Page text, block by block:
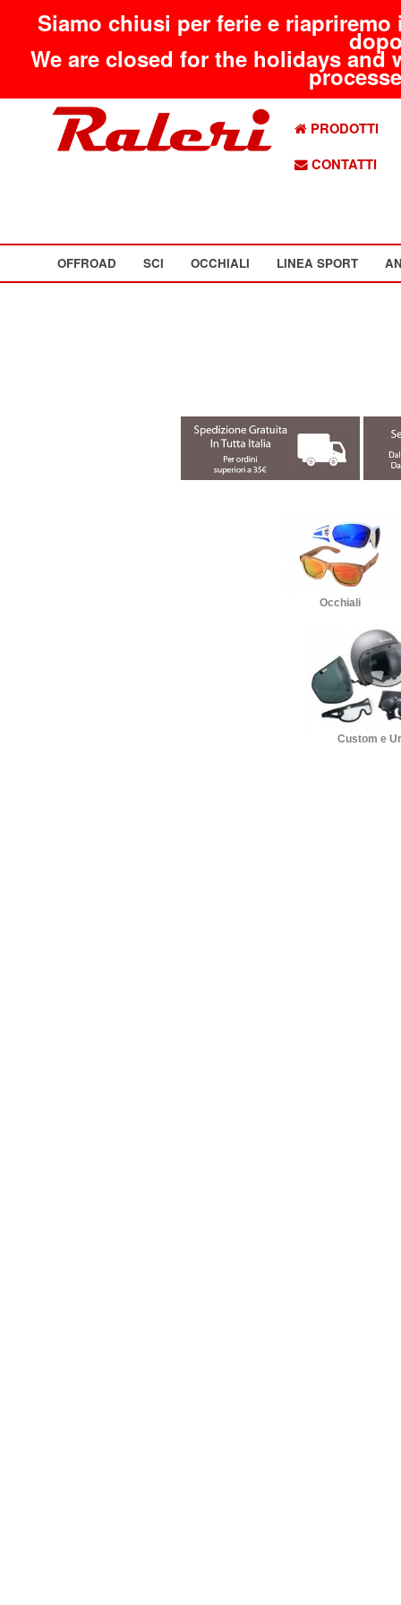
Siamo chiusi per ferie e
We are closed for the holidays
PRODOTTI
CONTATTI
OFFROAD SCI OCCHIALI LINEA SPORT
Occhiali
Custom e